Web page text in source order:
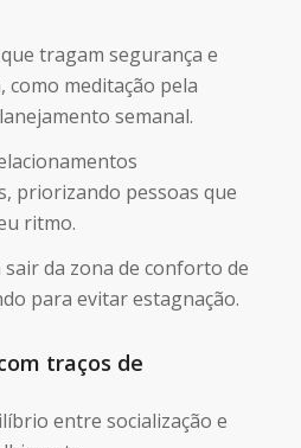
tragam segurança e
como meditação pela
semanal.
priorizando pessoas que
ritmo.
sair da zona de conforto de
para evitar estagnação.
traços de
entre socialização e